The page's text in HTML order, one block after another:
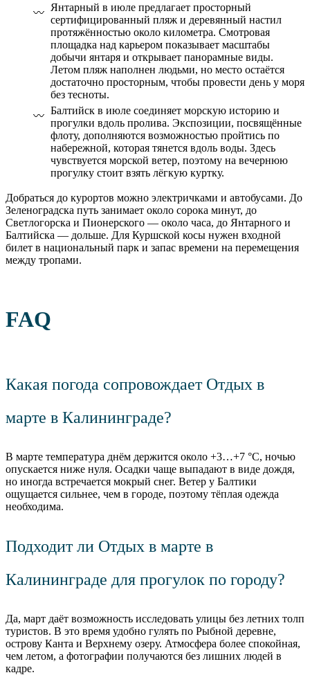
Янтарный в июле предлагает просторный
сертифицированный пляж и деревянный настил
протяжённостью около километра. Смотровая
площадка над карьером показывает масштабы
добычи янтаря и открывает панорамные виды.
Летом пляж наполнен людьми, но место остаётся
достаточно просторным, чтобы провести день у моря
без тесноты.
Балтийск в июле соединяет морскую историю и
прогулки вдоль пролива. Экспозиции, посвящённые
флоту, дополняются возможностью пройтись по
набережной, которая тянется вдоль воды. Здесь
чувствуется морской ветер, поэтому на вечернюю
прогулку стоит взять лёгкую куртку.
Добраться до курортов можно электричками и автобусами. До
Зеленоградска путь занимает около сорока минут, до
Светлогорска и Пионерского — около часа, до Янтарного и
Балтийска — дольше. Для Куршской косы нужен входной
билет в национальный парк и запас времени на перемещения
между тропами.
FAQ
Какая погода сопровождает Отдых в
марте в Калининграде?
В марте температура днём держится около +3…+7 °C, ночью
опускается ниже нуля. Осадки чаще выпадают в виде дождя,
но иногда встречается мокрый снег. Ветер у Балтики
ощущается сильнее, чем в городе, поэтому тёплая одежда
необходима.
Подходит ли Отдых в марте в
Калининграде для прогулок по городу?
Да, март даёт возможность исследовать улицы без летних толп
туристов. В это время удобно гулять по Рыбной деревне,
острову Канта и Верхнему озеру. Атмосфера более спокойная,
чем летом, а фотографии получаются без лишних людей в
кадре.